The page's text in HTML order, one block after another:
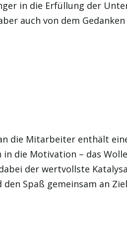
in die Erfüllung der
auch von dem
die Mitarbeiter enthält
in die Motivation – das
der wertvollste
Spaß gemeinsam an